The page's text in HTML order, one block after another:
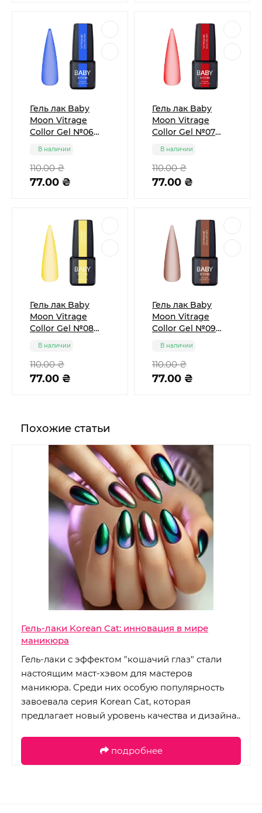
Гель лак Baby
Moon Vitrage
Collor Gel №06
В наличии
110.00 ₴
77.00 ₴
Гель лак Baby
Moon Vitrage
Collor Gel №07
В наличии
110.00 ₴
77.00 ₴
Гель лак Baby
Moon Vitrage
Collor Gel №08
В наличии
110.00 ₴
77.00 ₴
Гель лак Baby
Moon Vitrage
Collor Gel №09
В наличии
110.00 ₴
77.00 ₴
Похожие статьи
Гель-лаки Korean Cat: инновация в мире
маникюра
Гель-лаки с эффектом "кошачий глаз" стали
настоящим маст-хэвом для мастеров
маникюра. Среди них особую популярность
завоевала серия Korean Cat, которая
предлагает новый уровень качества и дизайна..
подробнее